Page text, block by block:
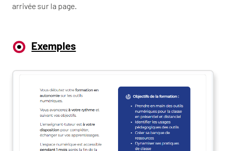
arrivée sur la page.
Exemples